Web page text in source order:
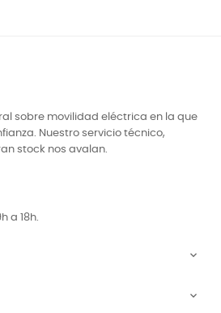
sobre movilidad eléctrica en la que
Nuestro servicio técnico,
stock nos avalan.
a 18h.

